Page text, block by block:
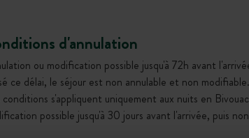
d'annulation
ou modification possible jusqu'à 72h avant
ce délai, le séjour est non annulable et non modifiable.
conditions s'appliquent uniquement aux nuits en
possible jusqu'à 30 jours avant l'arrivée, puis